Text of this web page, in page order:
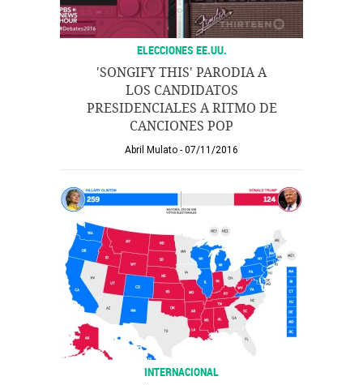
ELECCIONES EE.UU.
'SONGIFY THIS' PARODIA A
LOS CANDIDATOS
PRESIDENCIALES A RITMO DE
CANCIONES POP
Abril Mulato 07/11/2016
INTERNACIONAL